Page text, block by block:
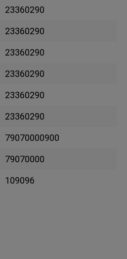
23360290
23360290
23360290
23360290
23360290
23360290
79070000900
79070000
109096